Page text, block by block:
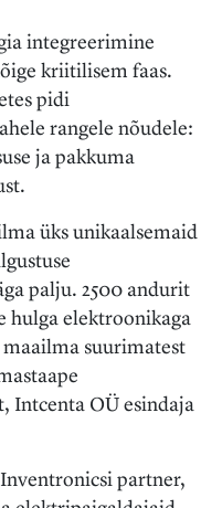
integreerimine
kriitilisem faas.
pidi
rangele nõudele:
ja pakkuma
üks unikaalsemaid
palju. 2500 andurit
hulga elektroonikaga
maailma suurimatest
Intcenta OÜ esindaja
partner,